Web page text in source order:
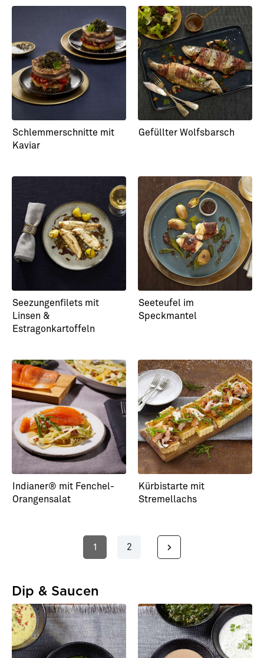
Schlemmerschnitte mit
Kaviar
Gefüllter Wolfsbarsch
Seezungenfilets mit
Linsen &
Estragonkartoffeln
Seeteufel im
Speckmantel
Indianer® mit Fenchel-
Orangensalat
Kürbistarte mit
Stremellachs
Seite
1
2
Dip & Saucen